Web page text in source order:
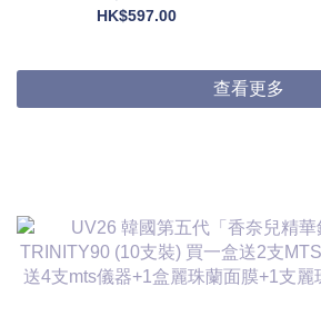
10ML旅行裝
HK$597.00
查看更多